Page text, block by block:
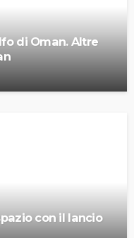
di Oman. Altre
con il lancio